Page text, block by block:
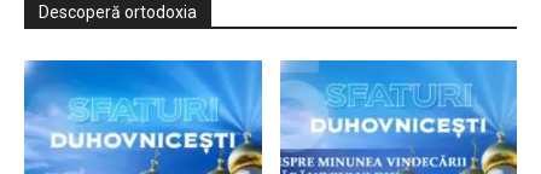
Descoperă ortodoxia